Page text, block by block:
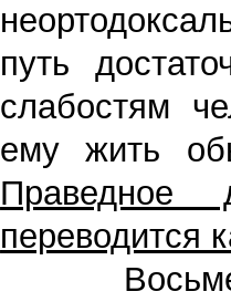
путь
слабостям
ему жить
Праведное
переводится